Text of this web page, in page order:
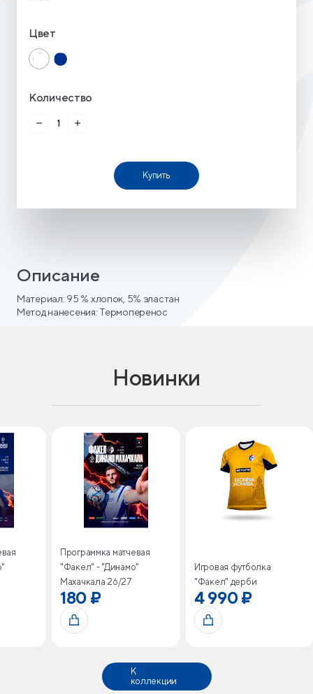
Цвет
Количество
Купить
Описание
Материал: 95 % хлопок, 5% эластан
Метод нанесения: Термоперенос
Новинки
Программка матчевая
"Факел" - "Динамо"
Махачкала 26/27
180 ₽
Игровая футболка
"Факел" дерби
4 990 ₽
К
коллекции